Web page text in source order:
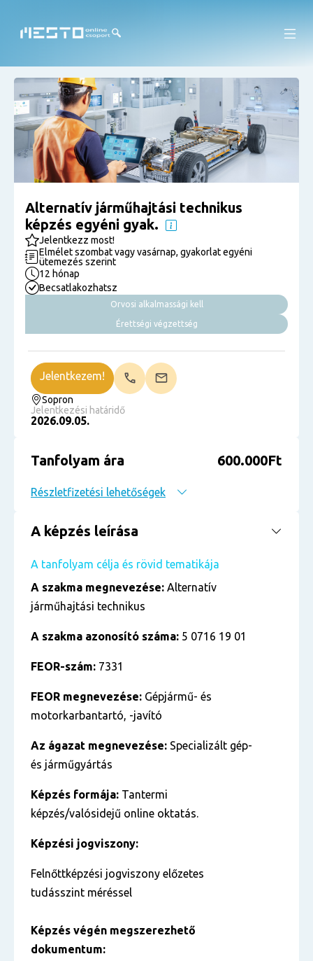
Alternatív járműhajtási technikus
képzés egyéni gyak.
Jelentkezz most!
Elmélet szombat vagy vasárnap, gyakorlat egyéni
ütemezés szerint
12 hónap
Becsatlakozhatsz
Orvosi alkalmassági kell
Érettségi végzettség
Sopron
Jelentkezési határidő
2026.09.05.
Jelentkezem!
Tanfolyam ára 600.000Ft
Részletfizetési lehetőségek
A képzés leírása
A tanfolyam célja és rövid tematikája
A szakma megnevezése: Alternatív
járműhajtási technikus
A szakma azonosító száma: 5 0716 19 01
FEOR-szám: 7331
FEOR megnevezése: Gépjármű- és
motorkarbantartó, -javító
Az ágazat megnevezése: Specializált gép-
és járműgyártás
Képzés formája: Tantermi
képzés/valósidejű online oktatás.
Képzési jogviszony:
Felnőttképzési jogviszony előzetes
tudásszint méréssel
Képzés végén megszerezhető
dokumentum: